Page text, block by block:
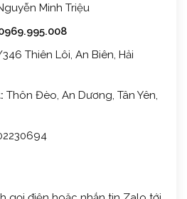
Minh Triệu
Thiên Lôi, An Biên, Hải
Thôn Đèo, An Dương, Tân Yên,